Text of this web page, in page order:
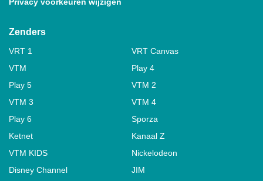
Zenders
VRT 1
VRT Canvas
VTM
Play 4
Play 5
VTM 2
VTM 3
VTM 4
Play 6
Sporza
Ketnet
Kanaal Z
VTM KIDS
Nickelodeon
Disney Channel
JIM